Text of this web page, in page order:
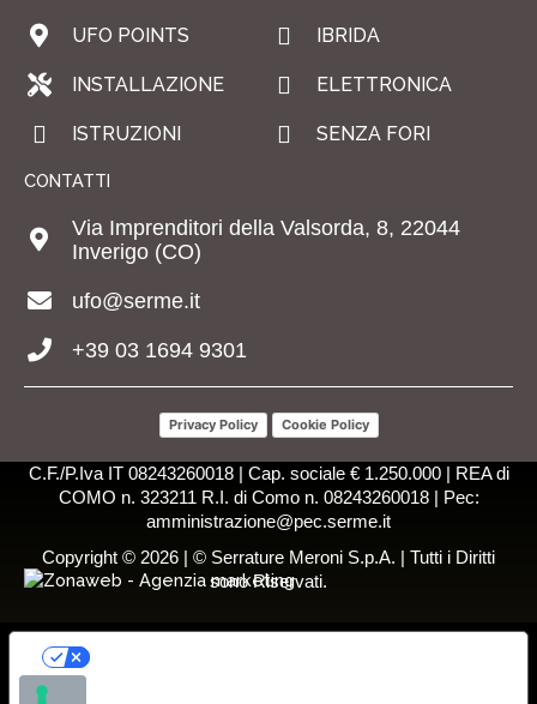
UFO POINTS
INSTALLAZIONE
ISTRUZIONI
IBRIDA
ELETTRONICA
SENZA FORI
CONTATTI
Via Imprenditori della Valsorda, 8, 22044
Inverigo (CO)
ufo@serme.it
+39 03 1694 9301
Privacy Policy Cookie Policy
C.F./P.Iva IT 08243260018 | Cap. sociale € 1.250.000 | REA di
COMO n. 323211 R.I. di Como n. 08243260018 | Pec:
amministrazione@pec.serme.it
Copyright © 2026 | © Serrature Meroni S.p.A. | Tutti i Diritti
sono Riservati.